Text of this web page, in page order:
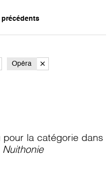
Opéra
la catégorie dans
Nuithonie